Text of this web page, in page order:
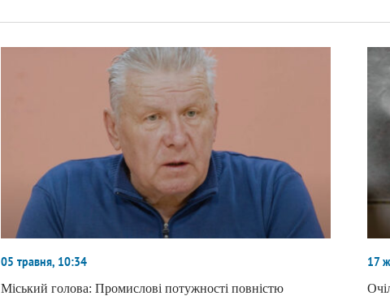
05 травня, 10:34
Міський голова: Промислові потужності повністю
17